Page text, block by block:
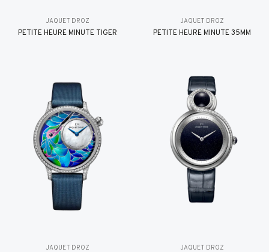
JAQUET DROZ
PETITE HEURE MINUTE TIGER
JAQUET DROZ
PETITE HEURE MINUTE 35MM
JAQUET DROZ JAQUET DROZ